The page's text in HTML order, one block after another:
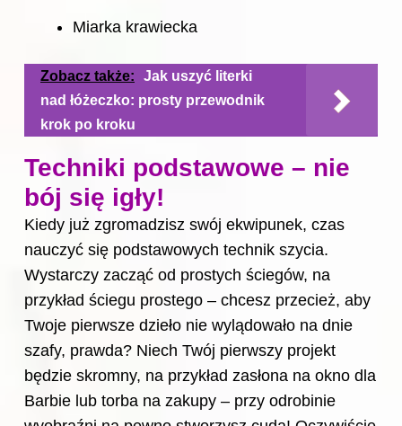
Miarka krawiecka
Zobacz także:
Jak uszyć literki
nad łóżeczko: prosty przewodnik
krok po kroku
Techniki podstawowe – nie
bój się igły!
Kiedy już zgromadzisz swój ekwipunek, czas
nauczyć się podstawowych technik szycia.
Wystarczy zacząć od prostych ściegów, na
przykład ściegu prostego – chcesz przecież, aby
Twoje pierwsze dzieło nie wylądowało na dnie
szafy, prawda? Niech Twój pierwszy projekt
będzie skromny, na przykład zasłona na okno dla
Barbie lub torba na zakupy – przy odrobinie